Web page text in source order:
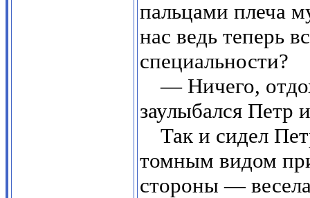
пальцами плеча
нас ведь теперь
специальности?
— Ничего,
заулыбался Петр
Так и сидел
томным видом
стороны —